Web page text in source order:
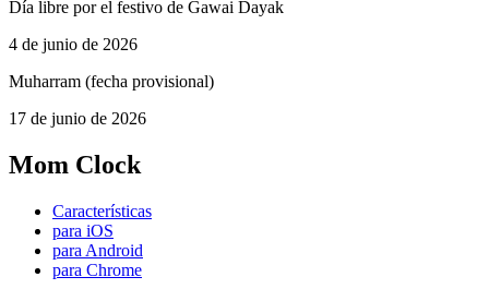
Día libre por el festivo de Gawai Dayak
4 de junio de 2026
Muharram (fecha provisional)
17 de junio de 2026
Mom Clock
Características
para iOS
para Android
para Chrome